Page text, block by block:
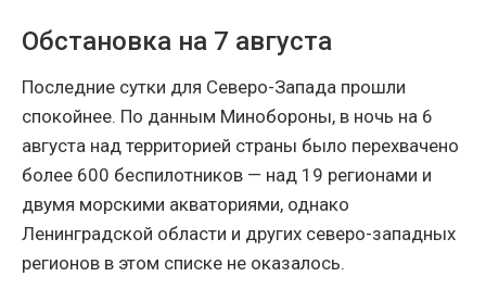
Обстановка на 7 августа
Последние сутки для Северо-Запада прошли
спокойнее. По данным Минобороны, в ночь на 6
августа над территорией страны было перехвачено
более 600 беспилотников — над 19 регионами и
двумя морскими акваториями, однако
Ленинградской области и других северо-западных
регионов в этом списке не оказалось.